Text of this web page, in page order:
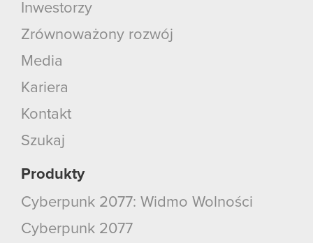
Inwestorzy
Zrównoważony rozwój
Media
Kariera
Kontakt
Szukaj
Produkty
Cyberpunk 2077: Widmo Wolności
Cyberpunk 2077